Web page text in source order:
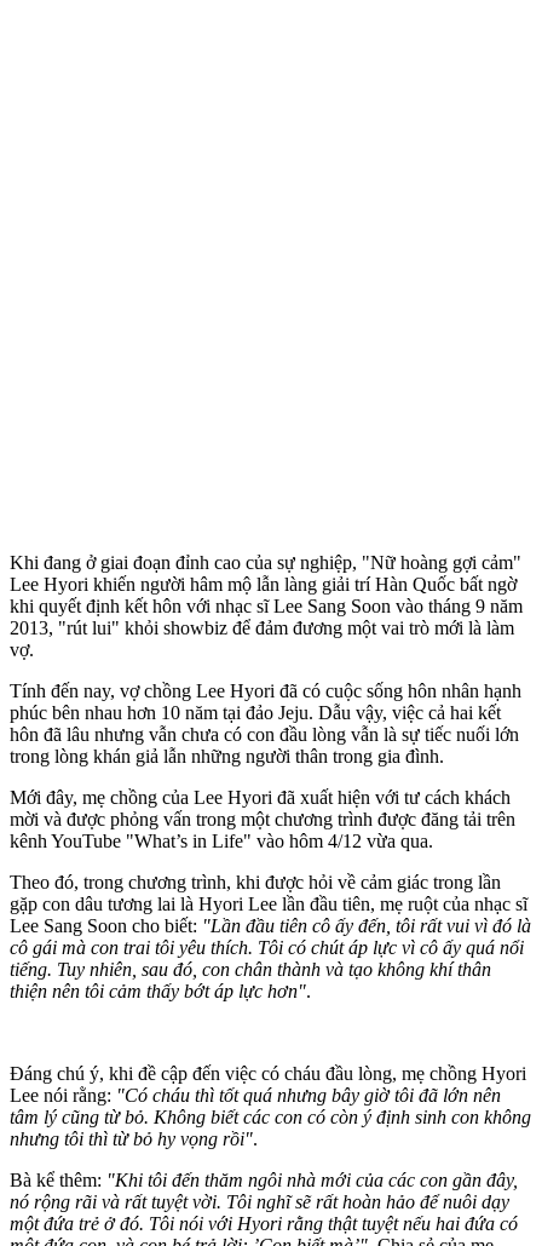
Khi đang ở giai đoạn đỉnh cao của sự nghiệp, "Nữ hoàng gợi cảm"
Lee Hyori khiến người hâm mộ lẫn làng giải trí Hàn Quốc bất ngờ
khi quyết định kết hôn với nhạc sĩ Lee Sang Soon vào tháng 9 năm
2013, "rút lui" khỏi showbiz để đảm đương một vai trò mới là làm
vợ.
Tính đến nay, vợ chồng Lee Hyori đã có cuộc sống hôn nhân hạnh
phúc bên nhau hơn 10 năm tại đảo Jeju. Dẫu vậy, việc cả hai kết
hôn đã lâu nhưng vẫn chưa có con đầu lòng vẫn là sự tiếc nuối lớn
trong lòng khán giả lẫn những người thân trong gia đình.
Mới đây, mẹ chồng của Lee Hyori đã xuất hiện với tư cách khách
mời và được phỏng vấn trong một chương trình được đăng tải trên
kênh YouTube "What’s in Life" vào hôm 4/12 vừa qua.
Theo đó, trong chương trình, khi được hỏi về cảm giác trong lần
gặp con dâu tương lai là Hyori Lee lần đầu tiên, mẹ ruột của nhạc sĩ
Lee Sang Soon cho biết: "Lần đầu tiên cô ấy đến, tôi rất vui vì đó là
cô gái mà con trai tôi yêu thích. Tôi có chút áp lực vì cô ấy quá nổi
tiếng. Tuy nhiên, sau đó, con chân thành và tạo không khí thân
thiện nên tôi cảm thấy bớt áp lực hơn".
Đáng chú ý, khi đề cập đến việc có cháu đầu lòng, mẹ chồng Hyori
Lee nói rằng: "Có cháu thì tốt quá nhưng bây giờ tôi đã lớn nên
tâm lý cũng từ bỏ. Không biết các con có còn ý định sinh con không
nhưng tôi thì từ bỏ hy vọng rồi".
Bà kể thêm: "Khi tôi đến thăm ngôi nhà mới của các con gần đây,
nó rộng rãi và rất tuyệt vời. Tôi nghĩ sẽ rất hoàn hảo để nuôi dạy
một đứa trẻ ở đó. Tôi nói với Hyori rằng thật tuyệt nếu hai đứa có